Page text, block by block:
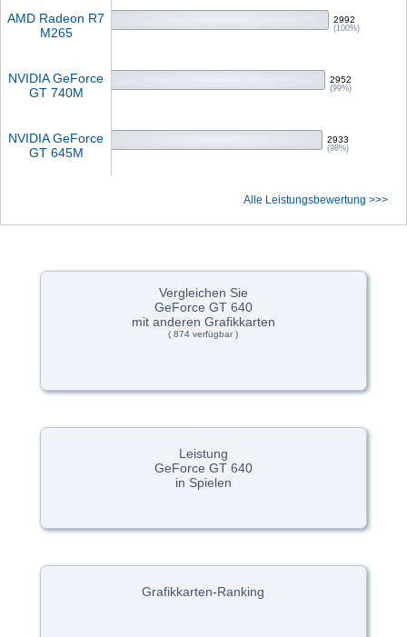
AMD Radeon R7
M265
2992
(100%)
NVIDIA GeForce
GT 740M
2952
(99%)
NVIDIA GeForce
GT 645M
2933
(98%)
Alle Leistungsbewertung >>>
Vergleichen Sie
GeForce GT 640
mit anderen Grafikkarten
( 874 verfügbar )
Leistung
GeForce GT 640
in Spielen
Grafikkarten-Ranking